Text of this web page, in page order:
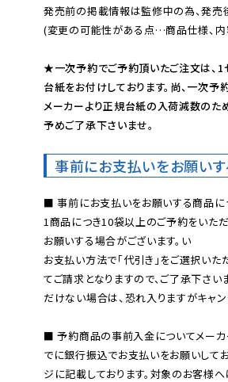
発売前の掲載情報は監修中の為、発売
(変更の可能性がある点…商品仕様、内
★一次予約でご予約頂いたご注文は、1
台紙をお付けしております。尚、一次予
メーカーより正規台紙の入荷減数のた
予めご了承下さいませ。
事前にお支払いをお願い
■ 事前にお支払いをお願いする商品に
1商品につき10袋以上のご予約をいた
お願いする場合がございます。い
お支払い方法で「代引き」をご選択いた
てご請求となりますので、ご了承下さ
だけない場合は、恐れ入りますがキャン
■ 予約商品の事前入金についてメー
でに銀行振込でお支払いをお願いして
ジに記載しております。対象のお客様